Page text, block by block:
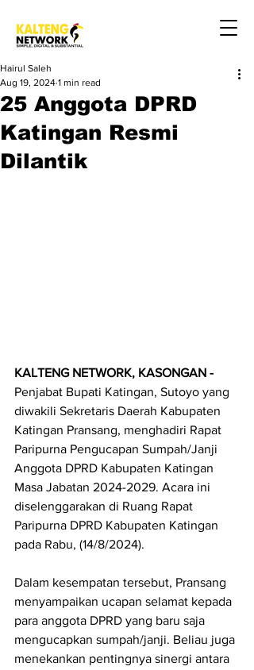
25 Anggota DPRD
Katingan Resmi
Dilantik
Hairul Saleh
Aug 19, 2024 1 min read
KALTENG NETWORK, KASONGAN -
Penjabat Bupati Katingan, Sutoyo yang
diwakili Sekretaris Daerah Kabupaten
Katingan Pransang, menghadiri Rapat
Paripurna Pengucapan Sumpah/Janji
Anggota DPRD Kabupaten Katingan
Masa Jabatan 2024-2029. Acara ini
diselenggarakan di Ruang Rapat
Paripurna DPRD Kabupaten Katingan
pada Rabu, (14/8/2024).
Dalam kesempatan tersebut, Pransang
menyampaikan ucapan selamat kepada
para anggota DPRD yang baru saja
mengucapkan sumpah/janji. Beliau juga
menekankan pentingnya sinergi antara